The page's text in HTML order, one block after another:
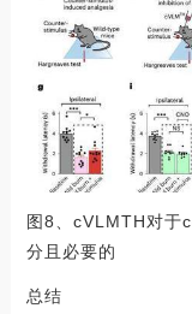
图8、cVLMTH对于
分且必要的
总结